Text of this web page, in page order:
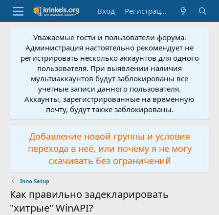
Вход Регистрация
Уважаемые гости и пользователи форума.
Администрация настоятельно рекомендует не
регистрировать несколько аккаунтов для одного
пользователя. При выявлении наличия
мультиаккаунтов будут заблокированы все
учетные записи данного пользователя.
Аккаунты, зарегистрированные на временную
почту, будут также заблокированы.
Добавление новой группы и условия
перехода в неё, или почему я не могу
скачивать без ограничений
Inno Setup
Как правильно задекларировать
"хитрые" WinAPI?